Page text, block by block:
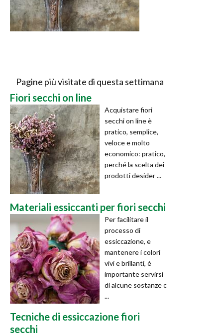
Pagine più visitate di questa settimana
Fiori secchi on line
Acquistare fiori
secchi on line è
pratico, semplice,
veloce e molto
economico: pratico,
perché la scelta dei
prodotti desider ...
Materiali essiccanti per fiori secchi
Per facilitare il
processo di
essiccazione, e
mantenere i colori
vivi e brillanti, è
importante servirsi
di alcune sostanze c
...
Tecniche di essiccazione fiori
secchi